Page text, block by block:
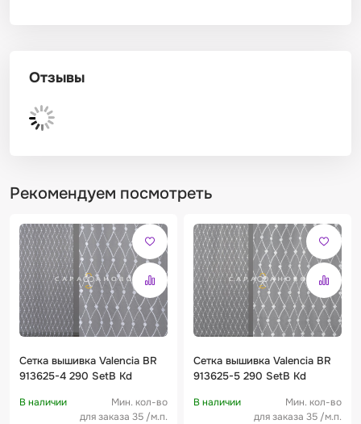
Отзывы
Рекомендуем посмотреть
Сетка вышивка Valencia BR
913625-4 290 SetB Kd
В наличии
Мин. кол-во
для заказа 35 /м.п.
Сетка вышивка Valencia BR
913625-5 290 SetB Kd
В наличии
Мин. кол-во
для заказа 35 /м.п.